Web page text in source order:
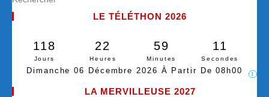
LE TÉLÉTHON 2026
118
Jours
22
Heures
59
Minutes
10
Secondes
Dimanche 06 Décembre 2026 À Partir De 08h00
LA MERVILLEUSE 2027